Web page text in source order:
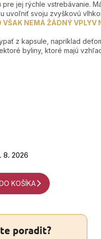
pre jej rýchle vstrebávanie.
uvoľniť svoju zvyškovú
VŠAK NEMÁ ŽÁDNÝ VPLYV
z kapsule, napríklad
byliny, ktoré majú
8. 2026
KOŠÍKA
poradit?